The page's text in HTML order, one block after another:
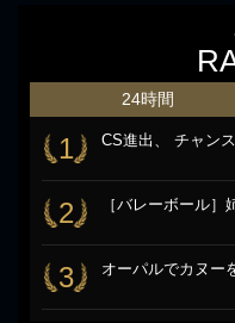
24時間
1 CS進出、 チャンス
2 ［バレーボール］
3 オーパルでカヌ